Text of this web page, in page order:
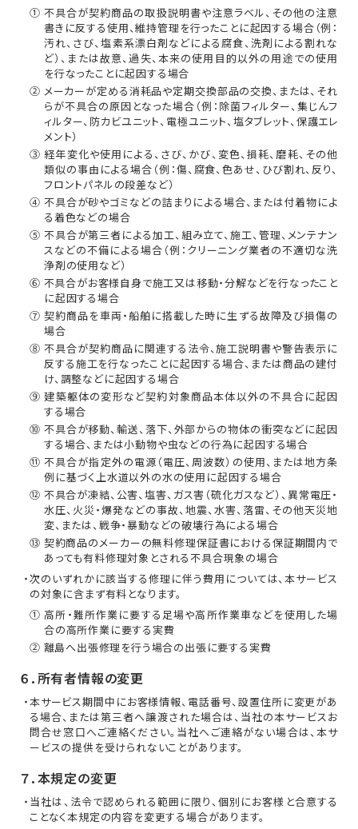
① 不具合が契約商品の取扱説明書や注意ラベル、その他の注意
書きに反する使用、維持管理を行ったことに起因する場合（例：
汚れ、さび、塩素系漂白剤などによる腐食、洗剤による割れな
ど）、または故意、過失、本来の使用目的以外の用途での使用
を行なったことに起因する場合
② メーカーが定める消耗品や定期交換部品の交換、または、それ
らが不具合の原因となった場合（例：除菌フィルター、集じんフ
ィルター、防カビユニット、電極ユニット、塩タブレット、保護エレ
メント）
③ 経年変化や使用による、さび、かび、変色、損耗、磨耗、その他
類似の事由による場合（例：傷、腐食、色あせ、ひび割れ、反り、
フロントパネルの段差など）
④ 不具合が砂やゴミなどの詰まりによる場合、または付着物によ
る着色などの場合
⑤ 不具合が第三者による加工、組み立て、施工、管理、メンテナン
スなどの不備による場合（例：クリーニング業者の不適切な洗
浄剤の使用など）
⑥ 不具合がお客様自身で施工又は移動・分解などを行なったこと
に起因する場合
⑦ 契約商品を車両・船舶に搭載した時に生ずる故障及び損傷の
場合
⑧ 不具合が契約商品に関連する法令、施工説明書や警告表示に
反する施工を行なったことに起因する場合、または商品の建付
け、調整などに起因する場合
⑨ 建築躯体の変形など契約対象商品本体以外の不具合に起因
する場合
⑩ 不具合が移動、輸送、落下、外部からの物体の衝突などに起因
する場合、または小動物や虫などの行為に起因する場合
⑪ 不具合が指定外の電源（電圧、周波数）の使用、または地方条
例に基づく上水道以外の水の使用に起因する場合
⑫ 不具合が凍結、公害、塩害、ガス害（硫化ガスなど）、異常電圧・
水圧、火災・爆発などの事故、地震、水害、落雷、その他天災地
変、または、戦争・暴動などの破壊行為による場合
⑬ 契約商品のメーカーの無料修理保証書における保証期間内で
あっても有料修理対象とされる不具合現象の場合
・次のいずれかに該当する修理に伴う費用については、本サービス
の対象に含まず有料となります。
① 高所・難所作業に要する足場や高所作業車などを使用した場
合の高所作業に要する実費
② 離島へ出張修理を行う場合の出張に要する実費
６．所有者情報の変更
・本サービス期間中にお客様情報、電話番号、設置住所に変更があ
る場合、または第三者へ譲渡された場合は、当社の本サービスお
問合せ窓口へご連絡ください。当社へご連絡がない場合は、本サ
ービスの提供を受けられないことがあります。
７．本規定の変更
・当社は、法令で認められる範囲に限り、個別にお客様と合意する
ことなく本規定の内容を変更する場合があります。